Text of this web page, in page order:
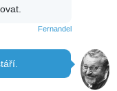
Fernandel